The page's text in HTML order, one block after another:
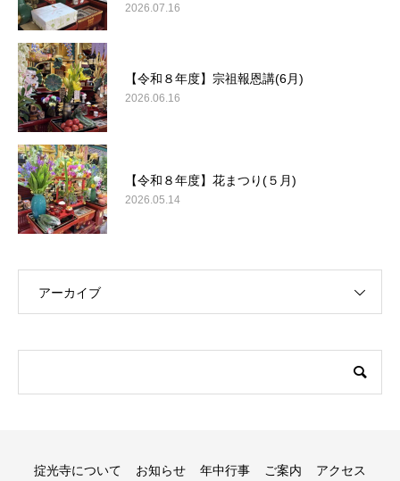
2026.07.16
【令和８年度】宗祖報恩講(6月)
2026.06.16
【令和８年度】花まつり(５月)
2026.05.14
アーカイブ
掟光寺について お知らせ 年中行事 ご案内 アクセス